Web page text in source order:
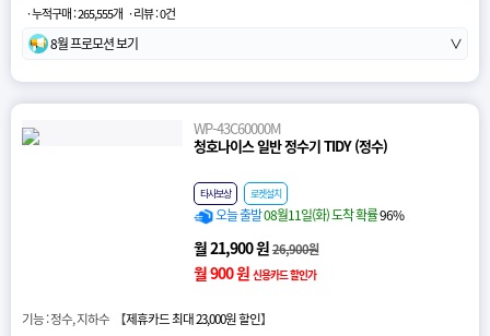
· 누적구매 : 265,555개 · 리뷰 : 0건
8월 프로모션 보기 ∨
WP-43C60000M
청호나이스 일반 정수기 TIDY (정수)
타사보상 로켓설치
오늘 출발08월11일(화) 도착 확률96%
월 21,900 원26,900원
월 900 원 신용카드 할인가
기능 : 정수, 지하수 【제휴카드 최대 23,000원 할인】